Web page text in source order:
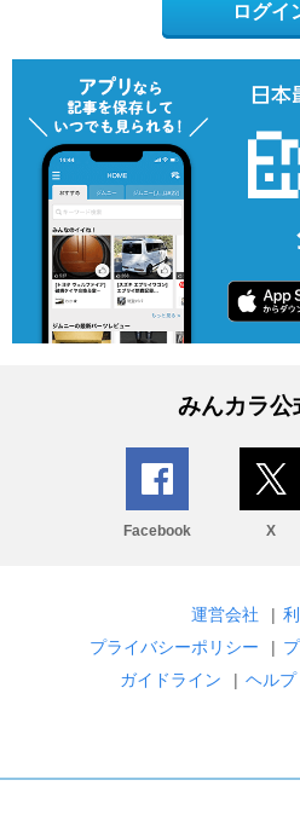
ログイ
みんカラ公
Facebook X
運営会社 |
プライバシーポリシー
|
ガイドライン
| ヘルプ